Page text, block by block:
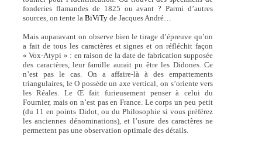
fonderies flamandes de 1825 ou avant ? Parmi d’autres
sources, on tente laBiViTy de Jacques André…
Mais auparavant on observe bien le tirage d’épreuve qu’on
a fait de tous les caractères et signes et on réfléchit façon
« Vox-Atypi » : en raison de la date de fabrication supposée
des caractères, leur famille aurait pu être les Didones. Ce
n’est pas le cas. On a affaire-là à des empattements
triangulaires, le O possède un axe vertical, on s’oriente vers
les Réales. Le Œ fait furieusement penser à celui du
Fournier, mais on n’est pas en France. Le corps un peu petit
(du 11 en points Didot, ou du Philosophie si vous préférez
les anciennes dénominations), et l’usure des caractères ne
permettent pas une observation optimale des détails.